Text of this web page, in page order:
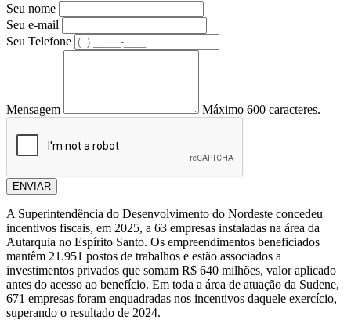
Seu nome
Seu e-mail
Seu Telefone
Mensagem Máximo 600 caracteres.
ENVIAR
A Superintendência do Desenvolvimento do Nordeste concedeu
incentivos fiscais, em 2025, a 63 empresas instaladas na área da
Autarquia no Espírito Santo. Os empreendimentos beneficiados
mantêm 21.951 postos de trabalhos e estão associados a
investimentos privados que somam R$ 640 milhões, valor aplicado
antes do acesso ao benefício. Em toda a área de atuação da Sudene,
671 empresas foram enquadradas nos incentivos daquele exercício,
superando o resultado de 2024.